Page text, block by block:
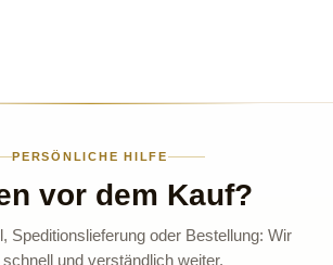
PERSÖNLICHE HILFE
vor dem Kauf?
Speditionslieferung oder Bestellung: Wir
schnell und verständlich weiter.